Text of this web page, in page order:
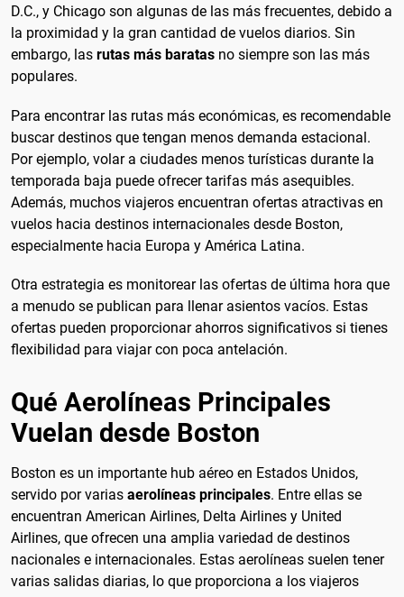
D.C., y Chicago son algunas de las más frecuentes, debido a
la proximidad y la gran cantidad de vuelos diarios. Sin
embargo, las rutas más baratas no siempre son las más
populares.
Para encontrar las rutas más económicas, es recomendable
buscar destinos que tengan menos demanda estacional.
Por ejemplo, volar a ciudades menos turísticas durante la
temporada baja puede ofrecer tarifas más asequibles.
Además, muchos viajeros encuentran ofertas atractivas en
vuelos hacia destinos internacionales desde Boston,
especialmente hacia Europa y América Latina.
Otra estrategia es monitorear las ofertas de última hora que
a menudo se publican para llenar asientos vacíos. Estas
ofertas pueden proporcionar ahorros significativos si tienes
flexibilidad para viajar con poca antelación.
Qué Aerolíneas Principales
Vuelan desde Boston
Boston es un importante hub aéreo en Estados Unidos,
servido por varias aerolíneas principales. Entre ellas se
encuentran American Airlines, Delta Airlines y United
Airlines, que ofrecen una amplia variedad de destinos
nacionales e internacionales. Estas aerolíneas suelen tener
varias salidas diarias, lo que proporciona a los viajeros